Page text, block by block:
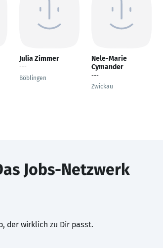
Julia Zimmer
---
Böblingen
Nele-Marie
Cymander
---
Zwickau
Jobs-Netzwerk
der wirklich zu Dir passt.